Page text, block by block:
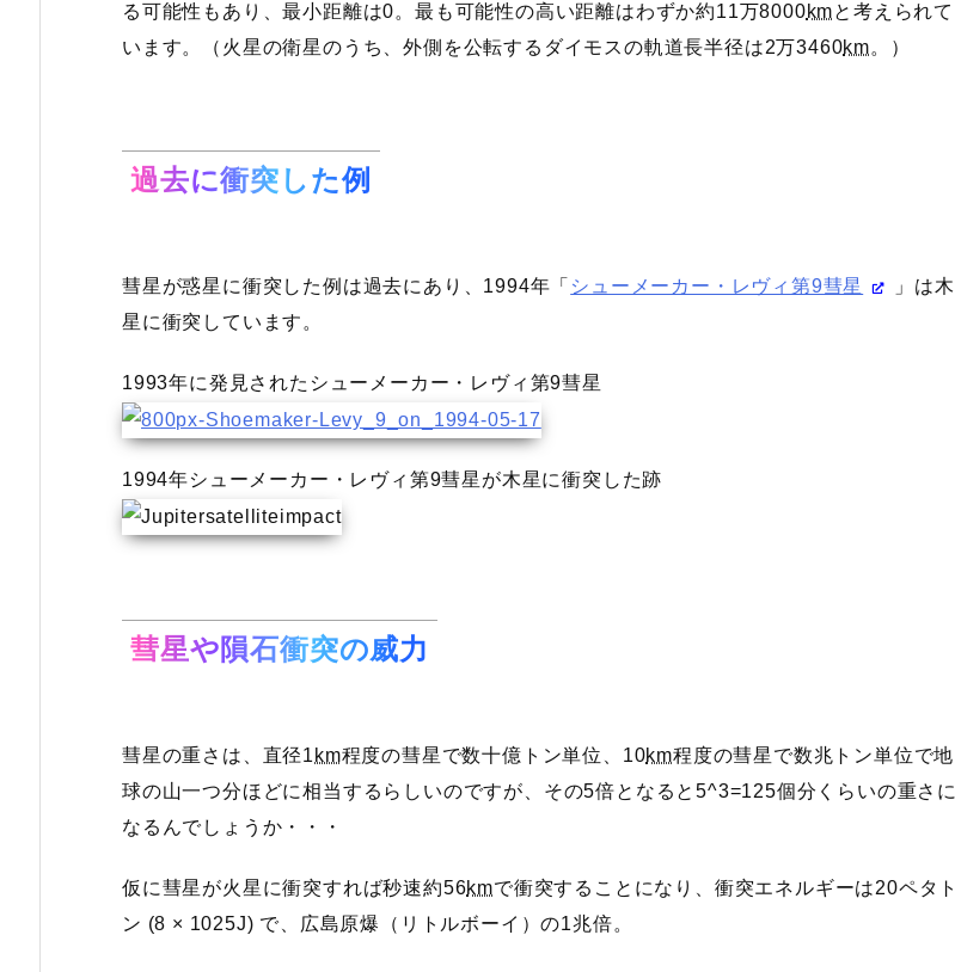
る可能性もあり、最小距離は0。最も可能性の高い距離はわずか約11万8000kmと考えられて
います。（火星の衛星のうち、外側を公転するダイモスの軌道長半径は2万3460km。）
過去に衝突した例
彗星が惑星に衝突した例は過去にあり、1994年「 シューメーカー・レヴィ第9彗星
」は木
星に衝突しています。
1993年に発見されたシューメーカー・レヴィ第9彗星
1994年シューメーカー・レヴィ第9彗星が木星に衝突した跡
彗星や隕石衝突の威力
彗星の重さは、直径1 km程度の彗星で数十億トン単位、10km程度の彗星で数兆トン単位で地
球の山一つ分ほどに相当するらしいのですが、その5倍となると5^3=125個分くらいの重さに
なるんでしょうか・・・
仮に彗星が火星に衝突すれば秒速約56kmで衝突することになり、衝突エネルギーは20ペタト
ン (8 × 1025J) で、広島原爆（リトルボーイ）の1兆倍。